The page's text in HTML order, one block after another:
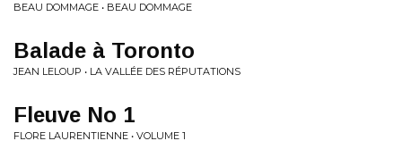
BEAU DOMMAGE • BEAU DOMMAGE
Balade à Toronto
JEAN LELOUP • LA VALLÉE DES RÉPUTATIONS
Fleuve No 1
FLORE LAURENTIENNE • VOLUME 1